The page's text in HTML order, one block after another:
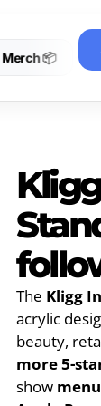
✦ Stop the
The Kligg
acrylic
beauty,
more 5-
show